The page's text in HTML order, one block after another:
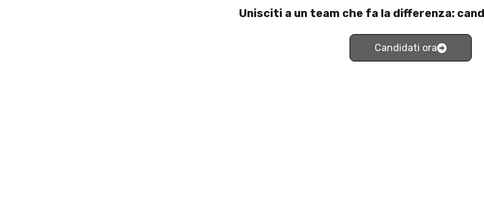
Unisciti a un team che fa la differenza:
Candidati ora